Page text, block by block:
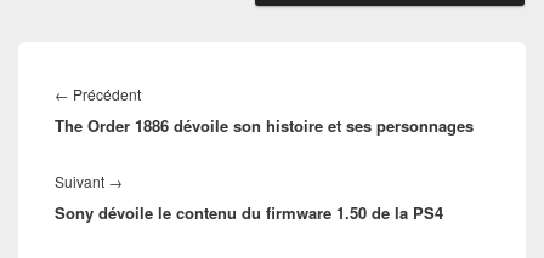
de
l’article
← PrécédentArticle
précédent :
The Order 1886 dévoile son histoire et ses personnages
Suivant →
suivant :
Sony dévoile le contenu du firmware 1.50 de la PS4